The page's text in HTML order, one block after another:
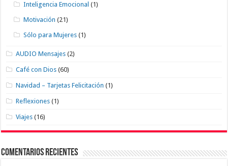
Inteligencia Emocional (1)
Motivación (21)
Sólo para Mujeres (1)
AUDIO Mensajes (2)
Café con Dios (60)
Navidad – Tarjetas Felicitación (1)
Reflexiones (1)
Viajes (16)
Comentarios recientes